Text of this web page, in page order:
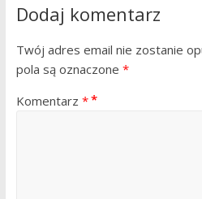
Dodaj komentarz
Twój adres email nie zostanie
pola są oznaczone *
Komentarz *